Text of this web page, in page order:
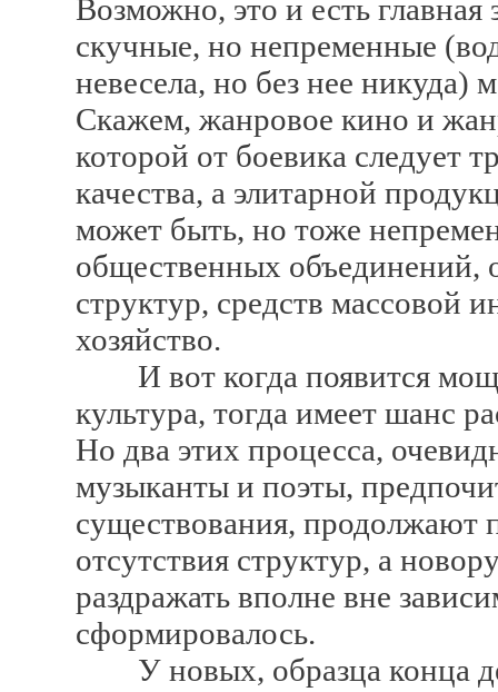
Возможно, это и есть
скучные, но непременные
невесела, но без нее никуда)
Скажем, жанровое кино и
которой от боевика следует
качества, а элитарной
может быть, но тоже
общественных объединений,
структур, средств массовой
хозяйство.
И вот когда появится
культура, тогда имеет шанс
Но два этих процесса,
музыканты и поэты,
существования, продолжают
отсутствия структур, а
раздражать вполне вне
сформировалось.
У новых, образца конца